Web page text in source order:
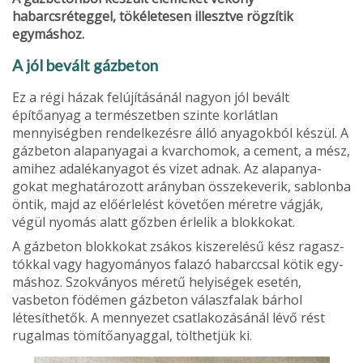
habarcsréteggel, tökéletesen illesztve rögzítik
egymáshoz.
A jól bevált gázbeton
Ez a régi házak felújításánál nagyon jól bevált
építőanyag a természetben szinte korlátlan
mennyiségben rendelke­zésre álló anyagokból készül. A
gázbeton alapanyagai a kvarchomok, a cement, a mész,
amihez adalékanyagot és vizet adnak. Az alapanya­
gokat meghatározott arány­ban összekeverik, sablonba
öntik, majd az előérlelést kö­vetően méretre vágják,
végül nyomás alatt gőzben érlelik a blokkokat.
A gázbeton blokkokat zsá­kos kiszerelésű kész ragasz­
tókkal vagy hagyományos falazó habarccsal kötik egy­
máshoz. Szokványos méretű helyiségek esetén,
vasbeton födémen gázbeton válaszfa­lak bárhol
létesíthetők. A mennyezet csatlakozásánál lévő rést
rugalmas tömítőa­nyaggal, tölthetjük ki.